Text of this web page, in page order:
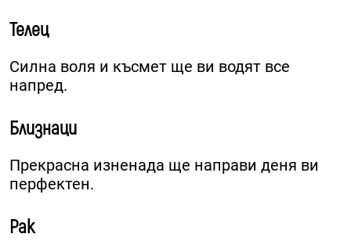
Телец
Силна воля и късмет ще ви водят все
напред.
Близнаци
Прекрасна изненада ще направи деня ви
перфектен.
Рак